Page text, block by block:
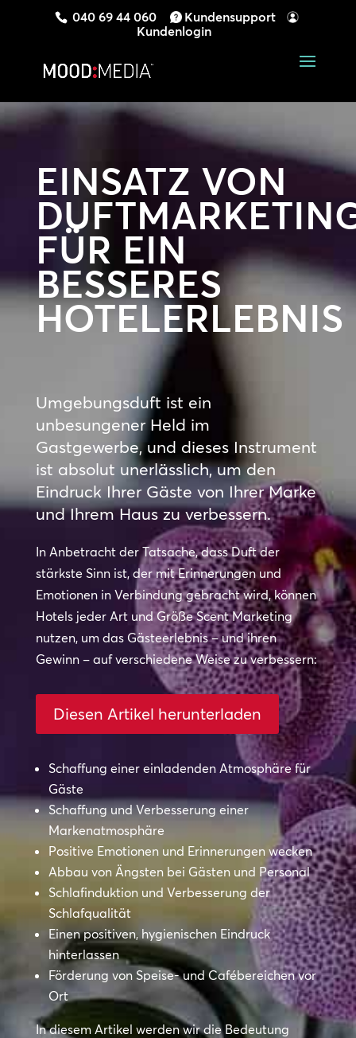
040 69 44 060
Kundensupport
Kundenlogin
EINSATZ VON
FÜR EIN
BESSERES
HOTELERLEBNIS
Umgebungsduft ist ein
unbesungener Held im
Gastgewerbe, und dieses Instrument
ist absolut unerlässlich, um den
Eindruck Ihrer Gäste von Ihrer Marke
und Ihrem Haus zu verbessern.
In Anbetracht der Tatsache, dass Duft der
stärkste Sinn ist, der mit Erinnerungen und
Emotionen in Verbindung gebracht wird, können
Hotels jeder Art und Größe Scent Marketing
nutzen, um das Gästeerlebnis – und ihren
Gewinn – auf verschiedene Weise zu verbessern:
Diesen Artikel herunterladen
Schaffung einer einladenden Atmosphäre für
Gäste
Schaffung und Verbesserung einer
Markenatmosphäre
Positive Emotionen und Erinnerungen wecken
Abbau von Ängsten bei Gästen und Personal
Schlafinduktion und Verbesserung der
Schlafqualität
Einen positiven, hygienischen Eindruck
hinterlassen
Förderung von Speise- und Cafébereichen vor
Ort
In diesem Artikel werden wir die Bedeutung